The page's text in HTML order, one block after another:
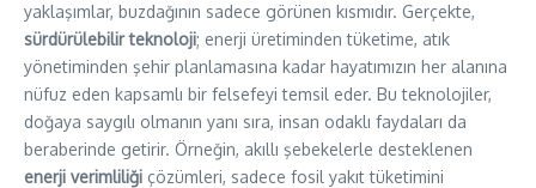
yaklaşımlar, buzdağının sadece görünen kısmıdır. Gerçekte,
sürdürülebilir teknoloji; enerji üretiminden tüketime, atık
yönetiminden şehir planlamasına kadar hayatımızın her alanına
nüfuz eden kapsamlı bir felsefeyi temsil eder. Bu teknolojiler,
doğaya saygılı olmanın yanı sıra, insan odaklı faydaları da
beraberinde getirir. Örneğin, akıllı şebekelerle desteklenen
enerji verimliliği çözümleri, sadece fosil yakıt tüketimini